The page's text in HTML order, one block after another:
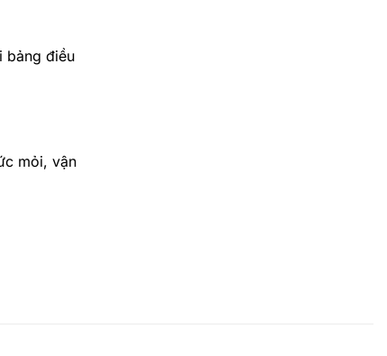
bảng điều
mỏi, vận